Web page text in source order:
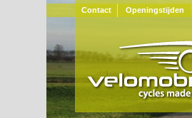
Contact Openingstijden